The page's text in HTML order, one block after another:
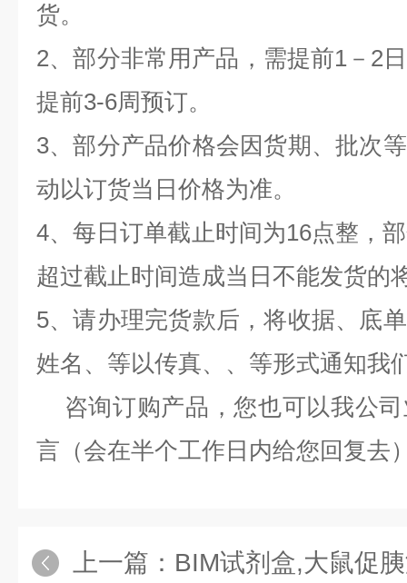
货。
2、部分非常用产品，需提前1－2
提前3-6周预订。
3、部分产品价格会因货期、批次
动以订货当日价格为准。
4、每日订单截止时间为16点整，
超过截止时间造成当日不能发货的
5、请办理完货款后，将收据、底
姓名、等以传真、、等形式通知我
咨询订购产品，您也可以我公
言（会在半个工作日内给您回复去
上一篇： BIM试剂盒,大鼠促胰液素（